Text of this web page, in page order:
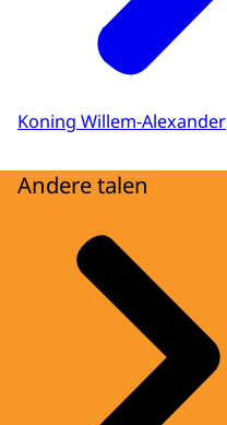
Koning Willem-Alexander
Andere talen